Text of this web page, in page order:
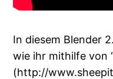
In diesem Blender
wie ihr mithilfe von
(http://